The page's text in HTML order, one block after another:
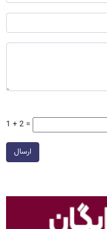
1 + 2 =
ارسال